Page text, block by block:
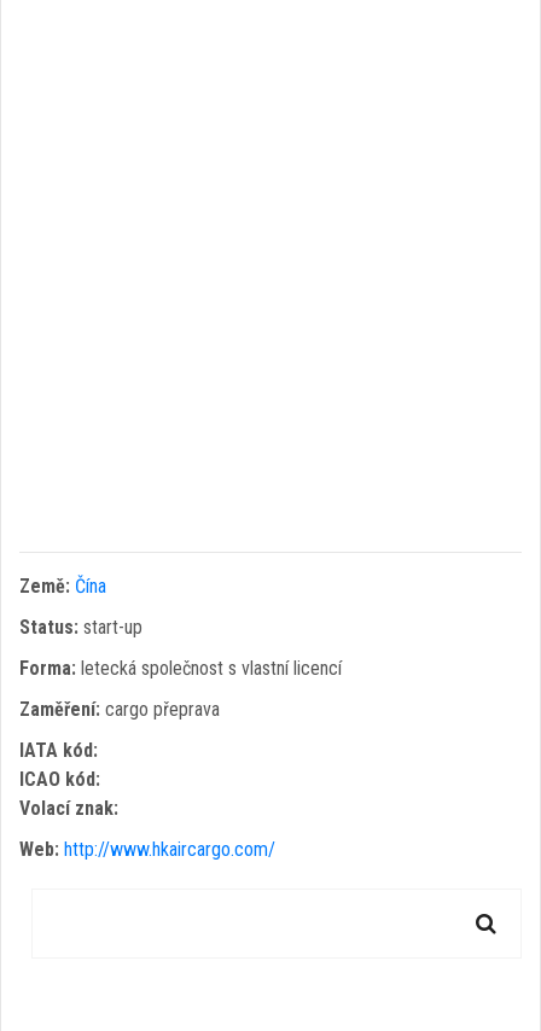
Země: Čína
Status: start-up
Forma: letecká společnost s vlastní licencí
Zaměření: cargo přeprava
IATA kód:
ICAO kód:
Volací znak:
Web: http://www.hkaircargo.com/